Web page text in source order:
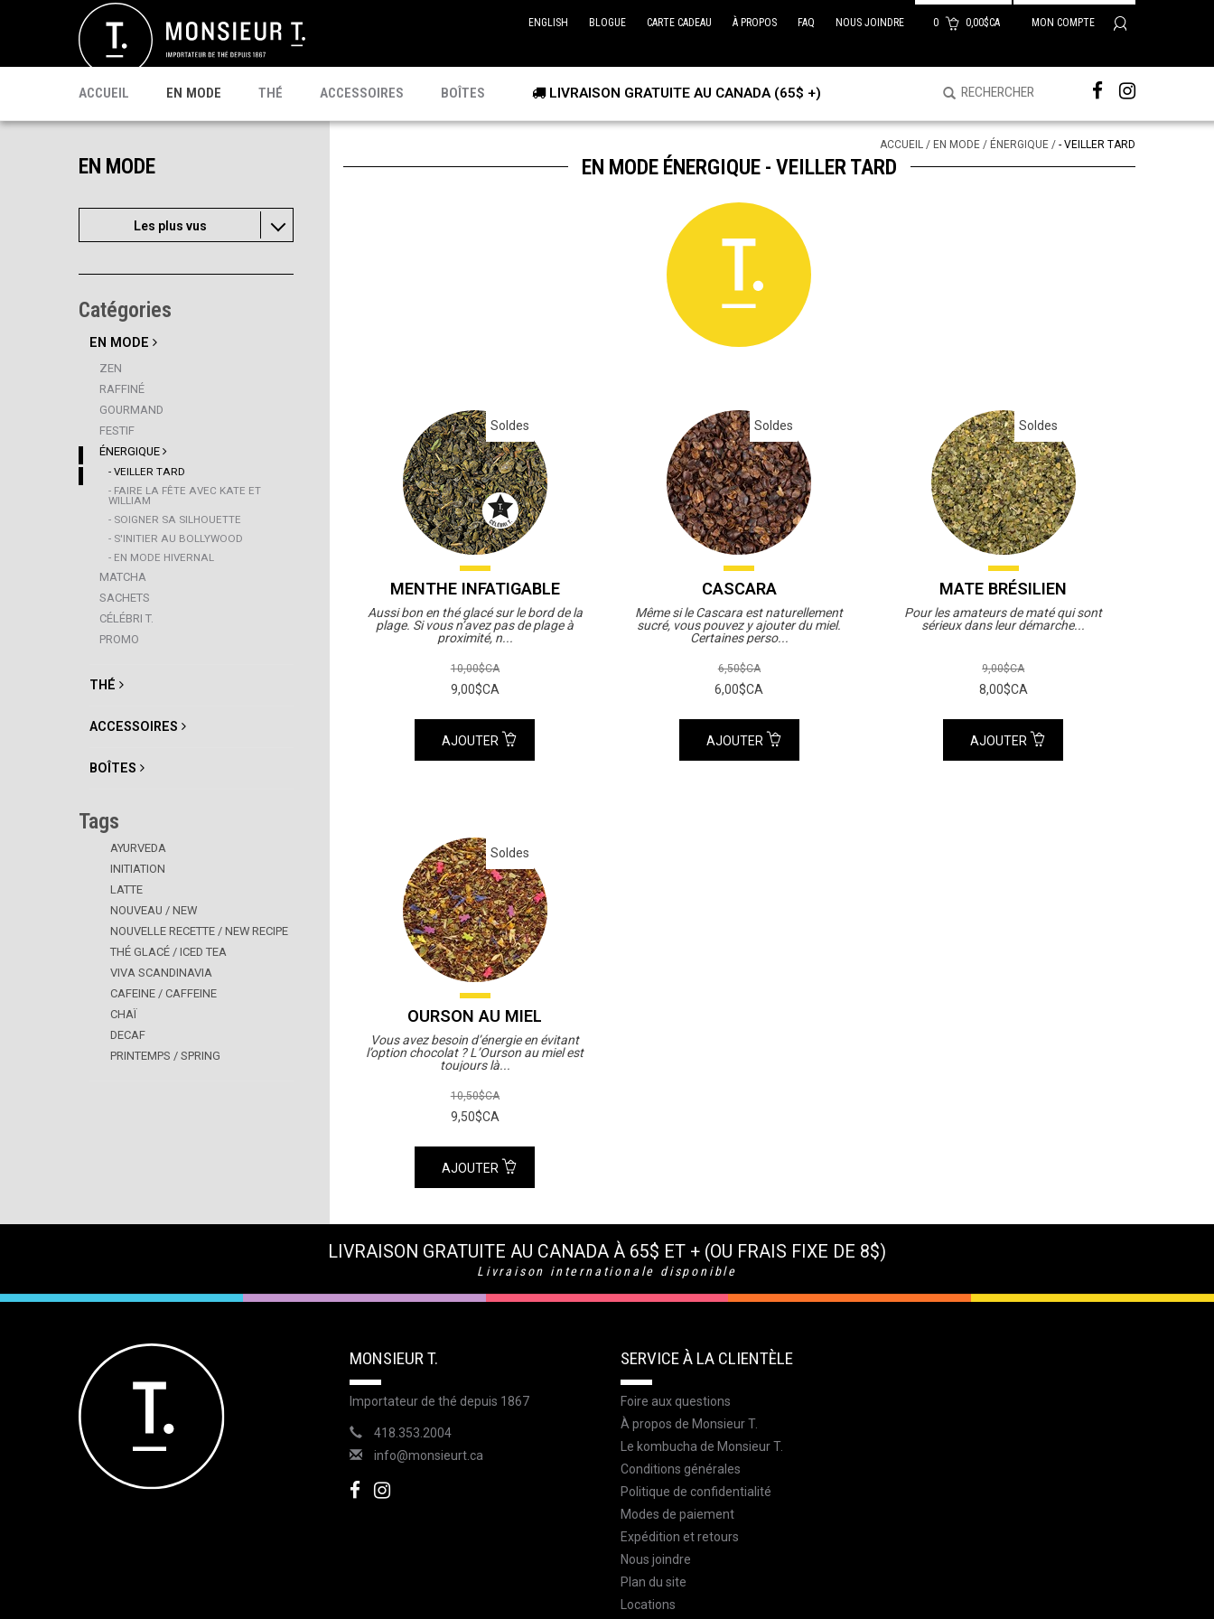
0 0,00$CA MON COMPTE
ENGLISH BLOGUE CARTE CADEAU À PROPOS FAQ NOUS JOINDRE
ACCUEIL EN MODE
CÉLÉBRI T.
PROMO
THÉ
PU'ERH
MATCHA
KOMBUCHA
PRÊT À BOIRE
ACCESSOIRES BOÎTES LIVRAISON GRATUITE AU CANADA (65$ +)
EN MODE
Les plus vus
Catégories
EN MODE
ZEN
RAFFINÉ
GOURMAND
FESTIF
ÉNERGIQUE
- VEILLER TARD
- FAIRE LA FÊTE AVEC KATE ET
WILLIAM
- SOIGNER SA SILHOUETTE
- S'INITIER AU BOLLYWOOD
- EN MODE HIVERNAL
MATCHA
SACHETS
CÉLÉBRI T.
PROMO
THÉ
ACCESSOIRES
BOÎTES
Tags
AYURVEDA
INITIATION
LATTE
NOUVEAU / NEW
NOUVELLE RECETTE / NEW RECIPE
THÉ GLACÉ / ICED TEA
VIVA SCANDINAVIA
CAFEINE / CAFFEINE
CHAÏ
DECAF
PRINTEMPS / SPRING
ACCUEIL / EN MODE / ÉNERGIQUE / - VEILLER TARD
EN MODE ÉNERGIQUE - VEILLER TARD
Soldes
MENTHE INFATIGABLE
Aussi bon en thé glacé sur le bord de la
plage. Si vous n’avez pas de plage à
proximité, n...
10,00$CA
9,00$CA
AJOUTER
Soldes
CASCARA
Même si le Cascara est naturellement
sucré, vous pouvez y ajouter du miel.
Certaines perso...
6,50$CA
6,00$CA
AJOUTER
Soldes
MATE BRÉSILIEN
Pour les amateurs de maté qui sont
sérieux dans leur démarche...
9,00$CA
8,00$CA
AJOUTER
Soldes
OURSON AU MIEL
Vous avez besoin d’énergie en évitant
l’option chocolat ? L’Ourson au miel est
toujours là...
10,50$CA
9,50$CA
AJOUTER
LIVRAISON GRATUITE AU CANADA À 65$ ET + (OU FRAIS FIXE DE 8$)
Livraison internationale disponible
MONSIEUR T.
Importateur de thé depuis 1867
418.353.2004
info@monsieurt.ca
SERVICE À LA CLIENTÈLE
Foire aux questions
À propos de Monsieur T.
Le kombucha de Monsieur T.
Conditions générales
Politique de confidentialité
Modes de paiement
Expédition et retours
Nous joindre
Plan du site
Locations